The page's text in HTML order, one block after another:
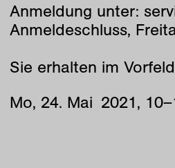
Anmeldung unter:
Anmeldeschluss,
Sie erhalten im
Mo, 24. Mai 2021, 10–